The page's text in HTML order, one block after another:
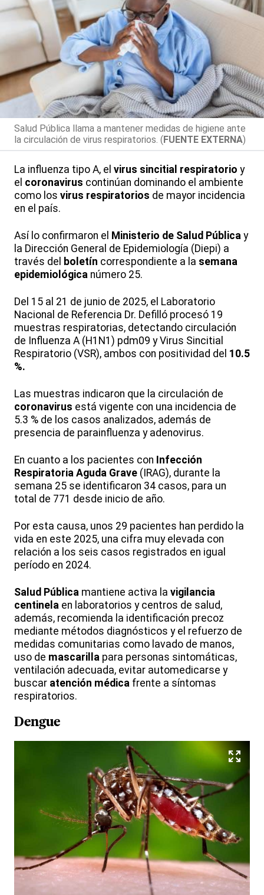
Salud Pública llama a mantener medidas de higiene ante
la circulación de virus respiratorios. (FUENTE EXTERNA)
La influenza tipo A, el virus sincitial respiratorio y
el coronavirus continúan dominando el ambiente
como los virus respiratorios de mayor incidencia
en el país.
Así lo confirmaron el Ministerio de Salud Pública y
la Dirección General de Epidemiología (Diepi) a
través del boletín correspondiente a la semana
epidemiológica número 25.
Del 15 al 21 de junio de 2025, el Laboratorio
Nacional de Referencia Dr. Defilló procesó 19
muestras respiratorias, detectando circulación
de Influenza A (H1N1) pdm09 y Virus Sincitial
Respiratorio (VSR), ambos con positividad del 10.5
%.
Las muestras indicaron que la circulación de
coronavirus está vigente con una incidencia de
5.3 % de los casos analizados, además de
presencia de parainfluenza y adenovirus.
En cuanto a los pacientes con Infección
Respiratoria Aguda Grave (IRAG), durante la
semana 25 se identificaron 34 casos, para un
total de 771 desde inicio de año.
Por esta causa, unos 29 pacientes han perdido la
vida en este 2025, una cifra muy elevada con
relación a los seis casos registrados en igual
período en 2024.
Salud Pública mantiene activa la vigilancia
centinela en laboratorios y centros de salud,
además, recomienda la identificación precoz
mediante métodos diagnósticos y el refuerzo de
medidas comunitarias como lavado de manos,
uso de mascarilla para personas sintomáticas,
ventilación adecuada, evitar automedicarse y
buscar atención médica frente a síntomas
respiratorios.
Dengue